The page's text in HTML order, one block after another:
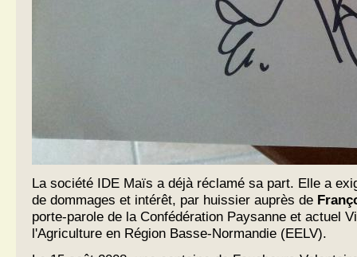
La société IDE Maïs a déjà réclamé sa part. Elle a
de dommages et intérêt, par huissier auprès de
porte-parole de la Confédération Paysanne et actuel
l'Agriculture en Région Basse-Normandie (EELV).